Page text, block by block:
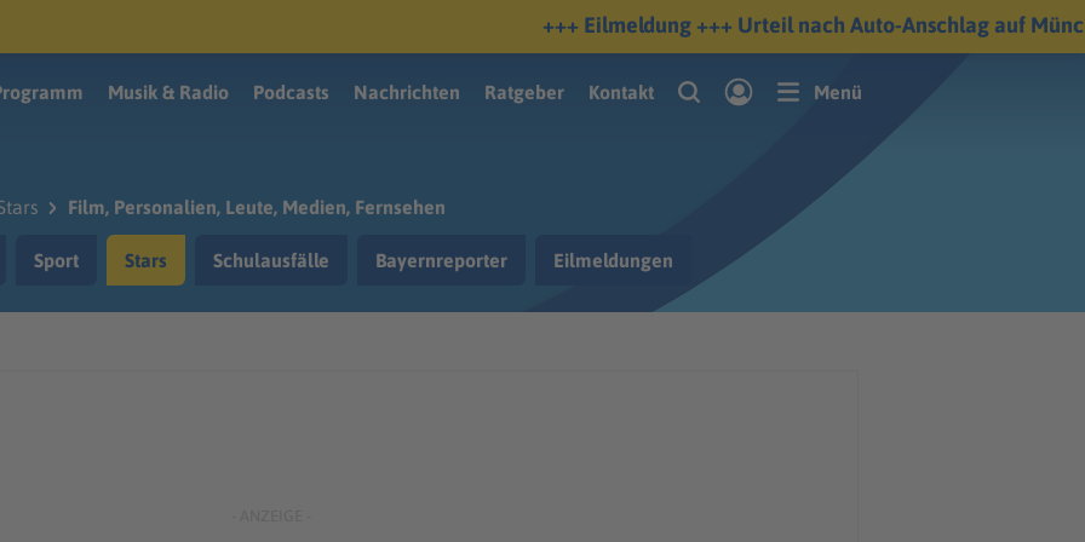
Musik & Radio Podcasts Nachrichten Ratgeber Kontakt Menü
Film, Personalien, Leute, Medien, Fernsehen
Sport Stars Schulausfälle Bayernreporter Eilmeldungen